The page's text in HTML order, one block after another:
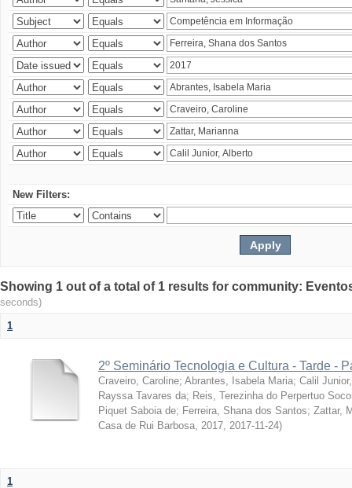
New Filters:
Showing 1 out of a total of 1 results for community:
seconds)
1
2º Seminário Tecnologia e Cultura - Tarde -
Craveiro, Caroline; Abrantes, Isabela Maria; Calil
Rayssa Tavares da; Reis, Terezinha do Perpertuo
Piquet Saboia de; Ferreira, Shana dos Santos; Zattar,
Casa de Rui Barbosa, 2017, 2017-11-24)
1